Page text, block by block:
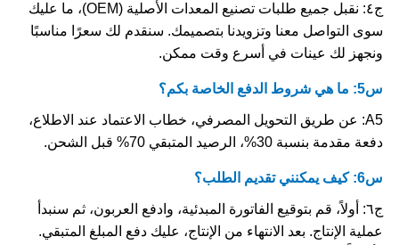
ج٤: نقبل جميع طلبات تصنيع المعدات الأصلية (OEM)، ما عليك
سوى التواصل معنا وتزويدنا بتصميمك. سنقدم لك سعرًا مناسبًا
ونجهز لك عينات في أسرع وقت ممكن.
س5: ما هي شروط الدفع الخاصة بكم؟
A5: عن طريق التحويل المصرفي، خطاب الاعتماد عند الاطلاع،
دفعة مقدمة بنسبة 30%، الرصيد المتبقي 70% قبل الشحن.
س6: كيف يمكنني تقديم الطلب؟
ج٦: أولاً، قم بتوقيع الفاتورة المبدئية، وادفع العربون، ثم سنبدأ
عملية الإنتاج. بعد الانتهاء من الإنتاج، عليك دفع المبلغ المتبقي.